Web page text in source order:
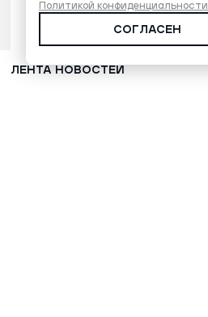
ЛЕНТА НОВОСТЕЙ
Политикой конфиденциальности
СОГЛАСЕН